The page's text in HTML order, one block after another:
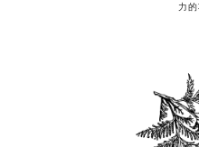
力的